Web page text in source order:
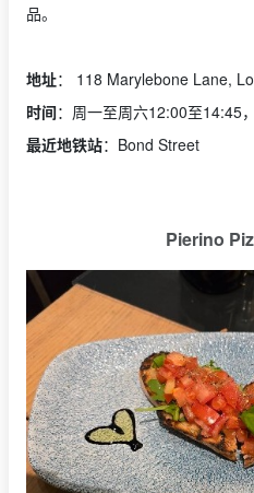
品。
地址： 118 Marylebone Lane,
时间：周一至周六12:00至14:45
最近地铁站：Bond Street
Pierino